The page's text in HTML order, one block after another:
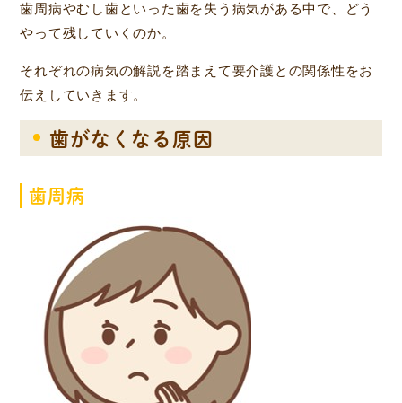
歯周病やむし歯といった歯を失う病気がある中で、どう
やって残していくのか。
それぞれの病気の解説を踏まえて要介護との関係性をお
伝えしていきます。
歯がなくなる原因
歯周病